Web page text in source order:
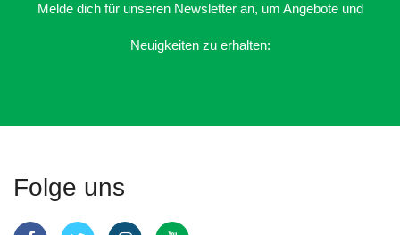
Melde dich für unseren Newsletter an, um Angebote und
Neuigkeiten zu erhalten:
Folge uns